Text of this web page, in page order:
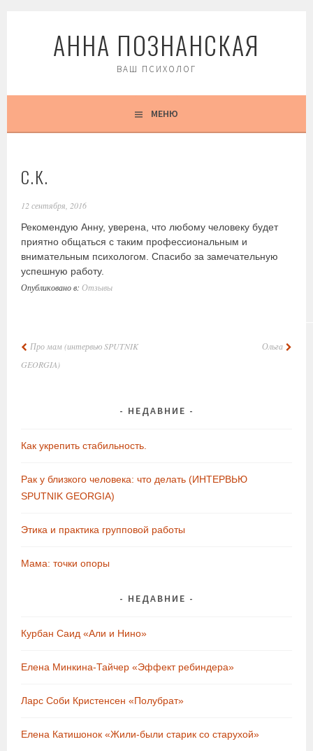
содержимомуАННА ПОЗНАНСКАЯ
ВАШ ПСИХОЛОГ
МЕНЮ
С.К.
12 сентября, 2016
Рекомендую Анну, уверена, что любому человеку будет
приятно общаться с таким профессиональным и
внимательным психологом. Спасибо за замечательную
успешную работу.
Опубликовано в:Отзывы
НАВИГАЦИЯ
ПО
Про мам (интервью SPUTNIK
GEORGIA)
Ольга
НЕДАВНИЕ
Как укрепить стабильность.
Рак у близкого человека: что делать (ИНТЕРВЬЮ
SPUTNIK GEORGIA)
Этика и практика групповой работы
Мама: точки опоры
НЕДАВНИЕ
Курбан Саид «Али и Нино»
Елена Минкина-Тайчер «Эффект ребиндера»
Ларс Соби Кристенсен «Полубрат»
Елена Катишонок «Жили-были старик со старухой»